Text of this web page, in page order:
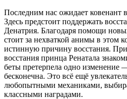
Последним нас ожидает ковенант
Здесь предстоит поддержать
Денатрия. Благодаря помощи
стоит за нехваткой анимы в этом
истинную причину восстания.
восстания принца Ренатала
беты претерпела одно изменение
бесконечна. Это всё ещё
любопытными механиками,
классными наградами.